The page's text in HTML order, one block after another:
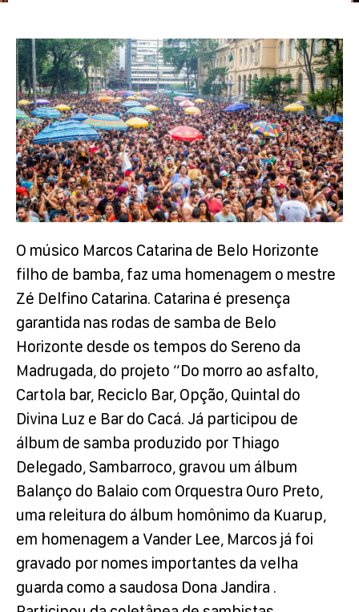
O músico Marcos Catarina de Belo Horizonte
filho de bamba, faz uma homenagem o mestre
Zé Delfino Catarina. Catarina é presença
garantida nas rodas de samba de Belo
Horizonte desde os tempos do Sereno da
Madrugada, do projeto “Do morro ao asfalto,
Cartola bar, Reciclo Bar, Opção, Quintal do
Divina Luz e Bar do Cacá. Já participou de
álbum de samba produzido por Thiago
Delegado, Sambarroco, gravou um álbum
Balanço do Balaio com Orquestra Ouro Preto,
uma releitura do álbum homônimo da Kuarup,
em homenagem a Vander Lee, Marcos já foi
gravado por nomes importantes da velha
guarda como a saudosa Dona Jandira .